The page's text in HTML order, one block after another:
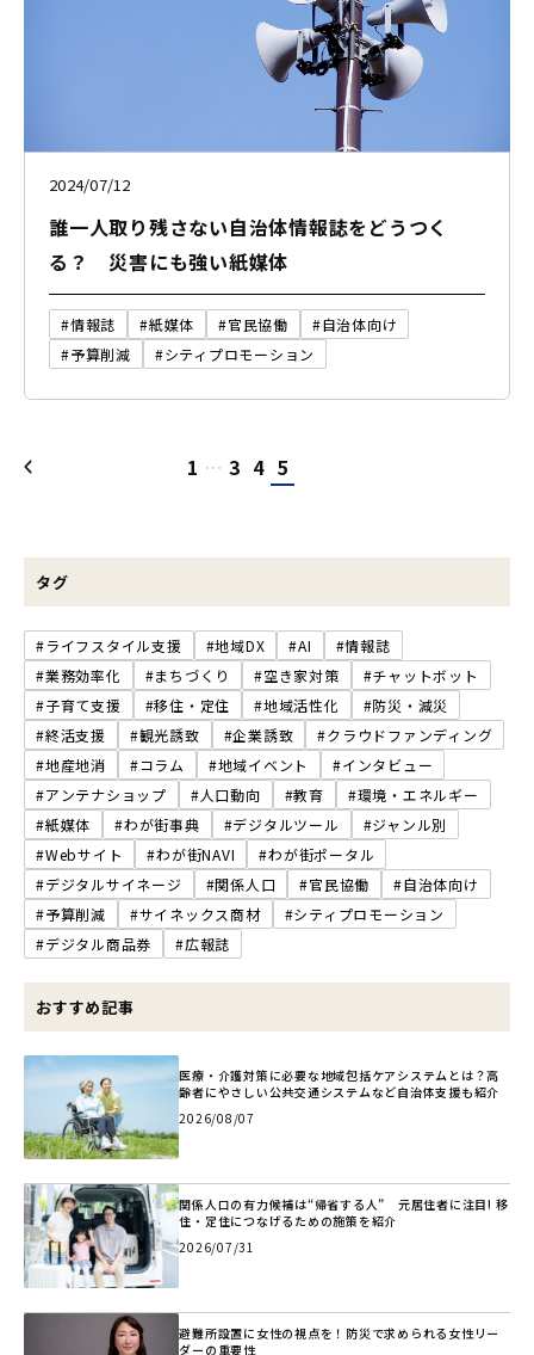
2024/07/12
誰一人取り残さない自治体情報誌をどうつく
る？ 災害にも強い紙媒体
#情報誌 #紙媒体 #官民協働
#自治体向け
#予算削減
#シティプロモーション
1 … 3 4 5
タグ
#ライフスタイル支援 #地域DX #AI
#情報誌
#業務効率化
#まちづくり #空き家対策
#チャットボット
#子育て支援
#移住・定住 #地域活性化
#防災・減災
#終活支援
#観光誘致 #企業誘致
#クラウドファンディング
#地産地消
#コラム #地域イベント
#インタビュー
#アンテナショップ
#人口動向 #教育
#環境・エネルギー
#紙媒体
#わが街事典 #デジタルツール
#ジャンル別
#Webサイト
#わが街NAVI
#わが街ポータル
#デジタルサイネージ
#関係人口 #官民協働
#自治体向け
#予算削減
#サイネックス商材
#シティプロモーション
#デジタル商品券
#広報誌
おすすめ記事
医療・介護対策に必要な地域包括ケアシステムとは？高
齢者にやさしい公共交通システムなど自治体支援も紹介
2026/08/07
関係人口の有力候補は“帰省する人” 元居住者に注目! 移
住・定住につなげるための施策を紹介
2026/07/31
避難所設置に女性の視点を！防災で求められる女性リー
ダーの重要性